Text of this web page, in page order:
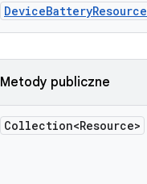
DeviceBatteryResource
Metody publiczne
Collection<Resource>